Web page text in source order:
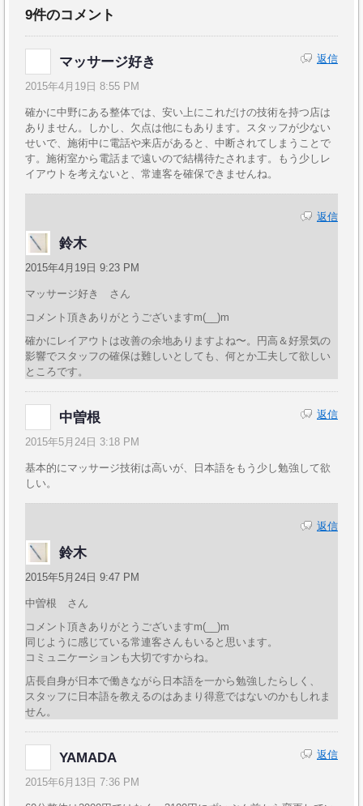
9件のコメント
マッサージ好き
2015年4月19日 8:55 PM
確かに中野にある整体では、安い上にこれだけの技術を持つ店は
ありません。しかし、欠点は他にもあります。スタッフが少ない
せいで、施術中に電話や来店があると、中断されてしまうことで
す。施術室から電話まで遠いので結構待たされます。もう少しレ
イアウトを考えないと、常連客を確保できませんね。
返信
鈴木
2015年4月19日 9:23 PM
マッサージ好き さん
コメント頂きありがとうございますm(__)m
確かにレイアウトは改善の余地ありますよね〜。円高＆好景気の
影響でスタッフの確保は難しいとしても、何とか工夫して欲しい
ところです。
返信
中曽根
2015年5月24日 3:18 PM
基本的にマッサージ技術は高いが、日本語をもう少し勉強して欲
しい。
返信
鈴木
2015年5月24日 9:47 PM
中曽根 さん
コメント頂きありがとうございますm(__)m
同じように感じている常連客さんもいると思います。
コミュニケーションも大切ですからね。
店長自身が日本で働きながら日本語を一から勉強したらしく、
スタッフに日本語を教えるのはあまり得意ではないのかもしれま
せん。
返信
YAMADA
2015年6月13日 7:36 PM
返信